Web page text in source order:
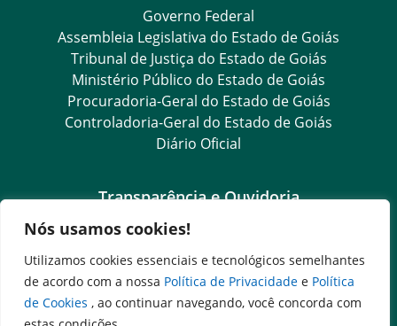
Nós usamos cookies!
Utilizamos cookies essenciais e tecnológicos semelhantes
de acordo com a nossa Política de Privacidade e Política
de Cookies , ao continuar navegando, você concorda com
Governo Federal
Assembleia Legislativa do Estado de Goiás
Tribunal de Justiça do Estado de Goiás
Ministério Público do Estado de Goiás
Procuradoria-Geral do Estado de Goiás
Controladoria-Geral do Estado de Goiás
Diário Oficial
Transparência e Ouvidoria
LGPD
Goiás Transparência
Dados Abertos Goiás
SIC – Serviço de Informação ao Cidadão